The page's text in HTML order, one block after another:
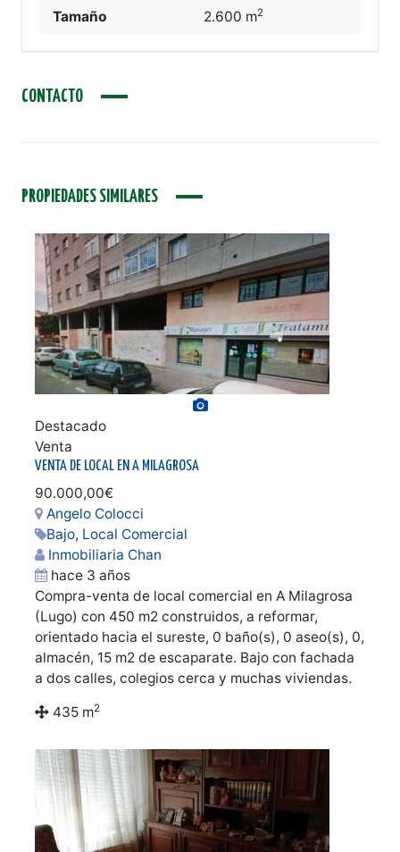
Tamaño 2.600 m2
CONTACTO
PROPIEDADES SIMILARES
Ver galería de fotos
Destacado
Venta
VENTA DE LOCAL EN A MILAGROSA
90.000,00€
Angelo Colocci
Bajo, Local Comercial
Inmobiliaria Chan
hace 3 años
Compra-venta de local comercial en A Milagrosa
(Lugo) con 450 m2 construidos, a reformar,
orientado hacia el sureste, 0 baño(s), 0 aseo(s), 0,
almacén, 15 m2 de escaparate. Bajo con fachada
a dos calles, colegios cerca y muchas viviendas.
435 m2